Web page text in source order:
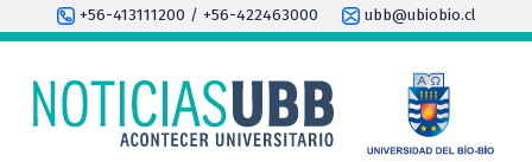
+56-413111200 / +56-422463000 ubb@ubiobio.cl